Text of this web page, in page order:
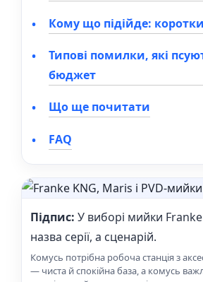
Кому що підійде:
Типові помилки, які
бюджет
Що ще почитати
FAQ
Підпис: У виборі мийки
назва серії, а сценарій.
Комусь потрібна робоча станція з
— чиста й спокійна база, а комусь